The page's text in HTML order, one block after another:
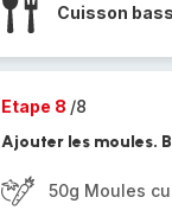
Cuisson
Etape 8 /8
Ajouter les moules.
50g Moules